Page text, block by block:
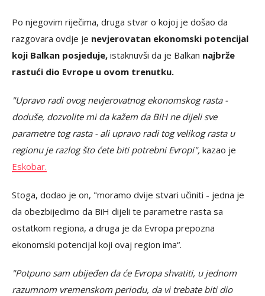
Po njegovim riječima, druga stvar o kojoj je došao da
razgovara ovdje je nevjerovatan ekonomski potencijal
koji Balkan posjeduje, istaknuvši da je Balkan najbrže
rastući dio Evrope u ovom trenutku.
"Upravo radi ovog nevjerovatnog ekonomskog rasta -
doduše, dozvolite mi da kažem da BiH ne dijeli sve
parametre tog rasta - ali upravo radi tog velikog rasta u
regionu je razlog što ćete biti potrebni Evropi", kazao je
Eskobar.
Stoga, dodao je on, "moramo dvije stvari učiniti - jedna je
da obezbijedimo da BiH dijeli te parametre rasta sa
ostatkom regiona, a druga je da Evropa prepozna
ekonomski potencijal koji ovaj region ima“.
"Potpuno sam ubijeđen da će Evropa shvatiti, u jednom
razumnom vremenskom periodu, da vi trebate biti dio